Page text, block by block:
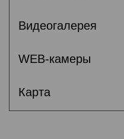
Видеогалерея
WEB-камеры
Карта